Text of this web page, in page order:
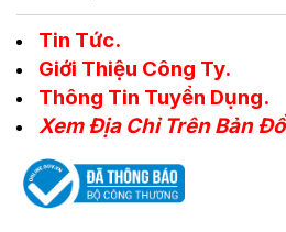
Tin Tức.
Giới Thiệu Công Ty.
Thông Tin Tuyển Dụng.
Xem Địa Chỉ Trên Bản Đồ